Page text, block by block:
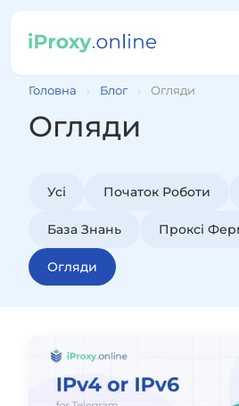
Головна › Блог › Огляди
Огляди
Усі Початок Роботи
База Знань Проксі
Огляди